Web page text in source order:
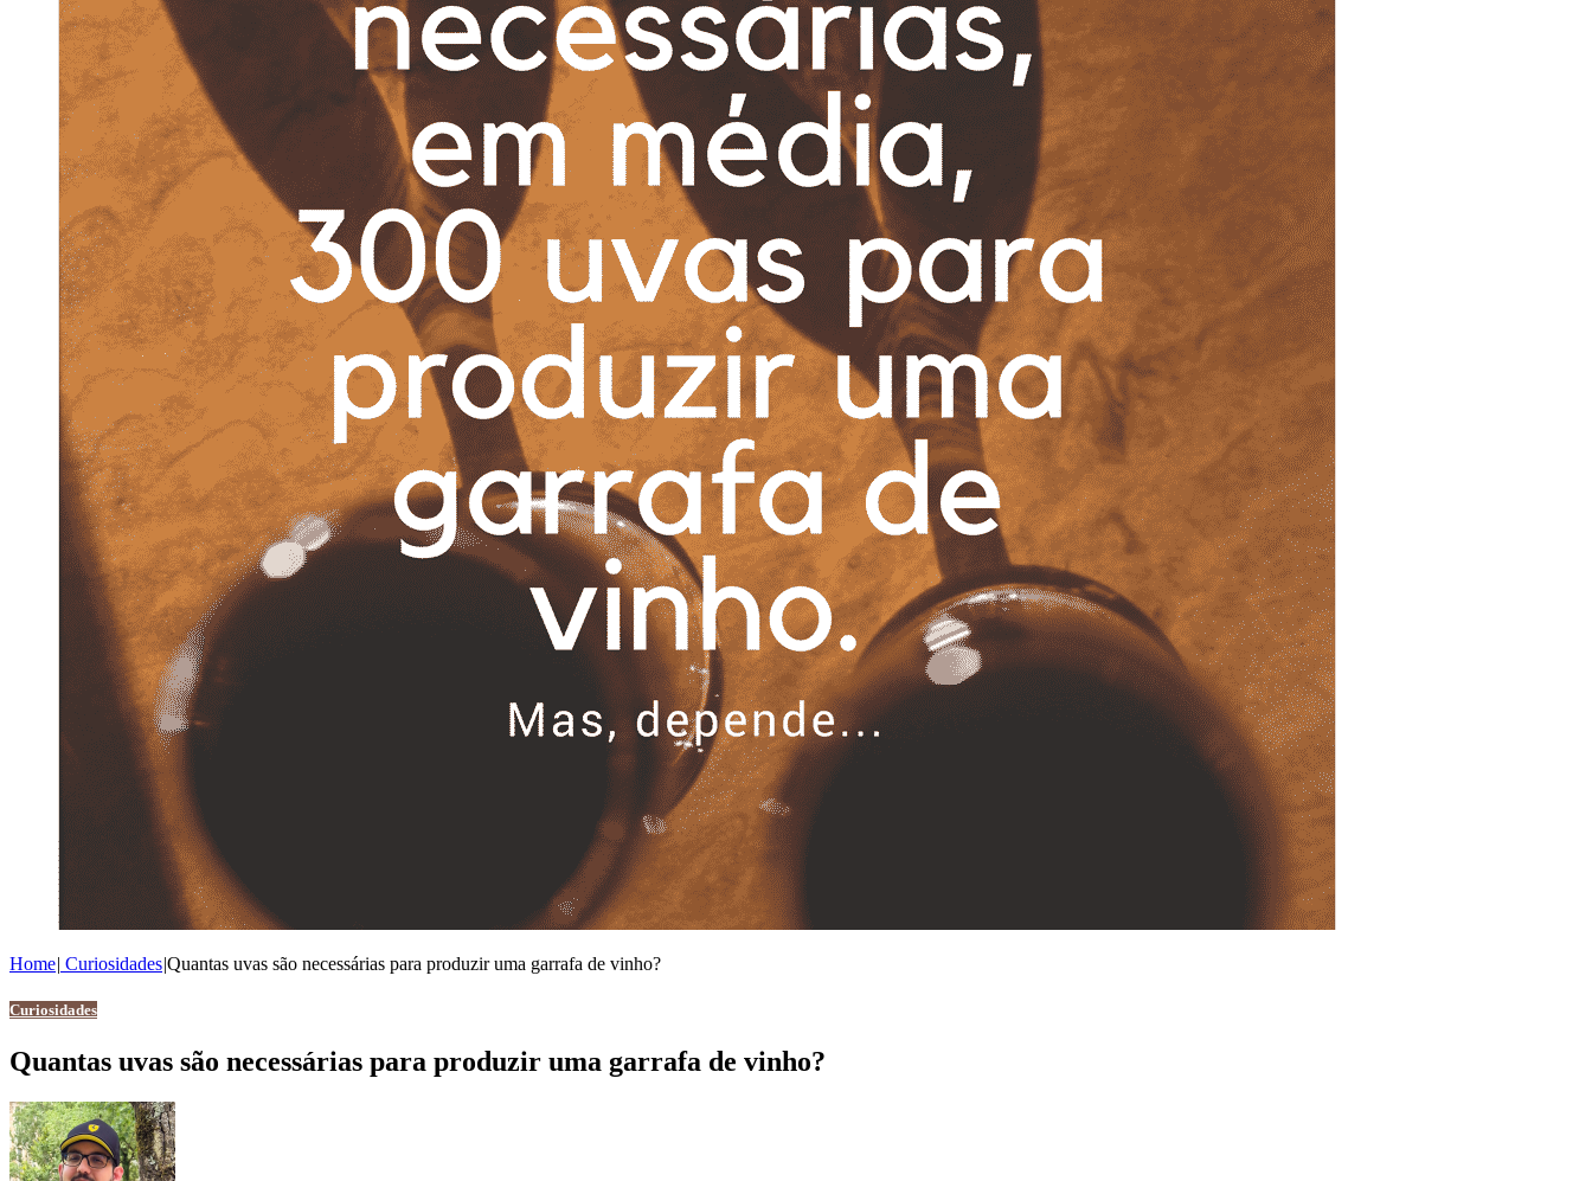
Home| Curiosidades|Quantas uvas são necessárias para produzir uma garrafa de vinho?
Curiosidades
Quantas uvas são necessárias para produzir uma garrafa de vinho?